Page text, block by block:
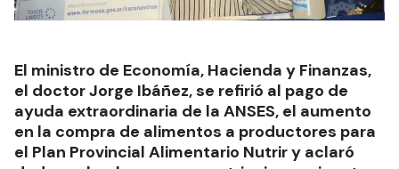
El ministro de Economía, Hacienda y Finanzas,
el doctor Jorge Ibáñez, se refirió al pago de
ayuda extraordinaria de la ANSES, el aumento
en la compra de alimentos a productores para
el Plan Provincial Alimentario Nutrir y aclaró